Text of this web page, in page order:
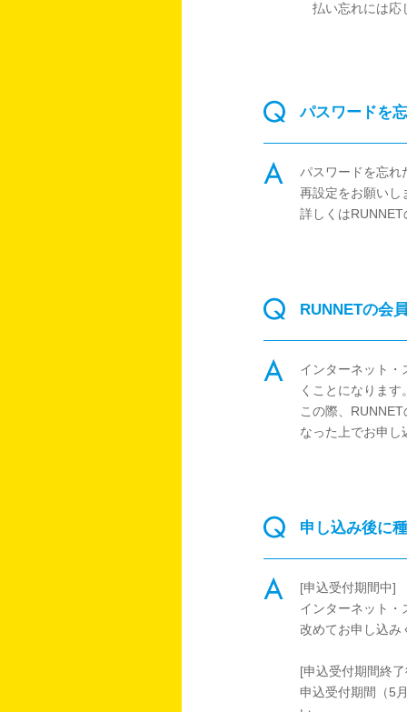
払い忘れには応
パスワードを
パスワードを忘れ
再設定をお願いし
詳しくは
RUNNETの会
インターネット・
くことになります
この際、
なった上でお申し
申し込み後に
[申込受付期間中]
インターネット・
改めてお申し込み
[申込受付期間終
申込受付期間（5